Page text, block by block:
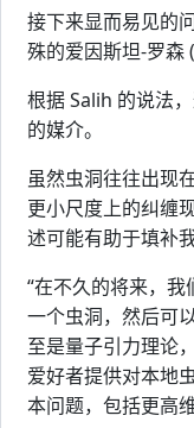
接下来显而易见的
殊的爱因斯坦-罗森
根据 Salih 的说法
的媒介。
虽然虫洞往往出现
更小尺度上的纠缠
述可能有助于填补
“在不久的将来，
一个虫洞，然后可
至是量子引力理论
爱好者提供对本地
本问题，包括更高